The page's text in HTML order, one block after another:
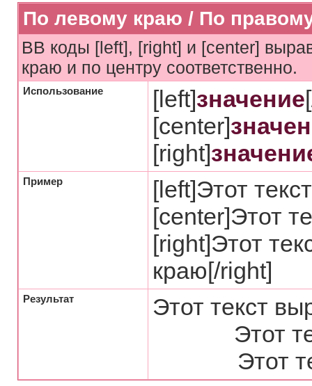
По левому краю / По
BB коды [left], [right] и [center]
краю и по центру соответственно.
Использование [left]значение
[center]
[right]
Пример
[left]Этот
[center]Этот
[right]Этот
краю[/right]
Результат
Этот текст
Этот
Этот